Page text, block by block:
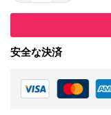
安全な決済